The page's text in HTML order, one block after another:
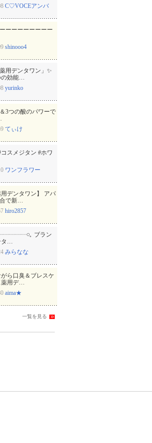
C♡VOCEアンバ
ーーーーーーーー
shinooo4
用デンタワン」✨
の効能…
yurinko
3つの酸のパワーで
てぃけ
スメジタン #ホワ
ワンフラワー
用デンタワン】 アパ
で新…
hiro2857
ブラン
タ…
みらなな
ら口臭＆ブレスケ
薬用デ…
aima★
一覧を見る